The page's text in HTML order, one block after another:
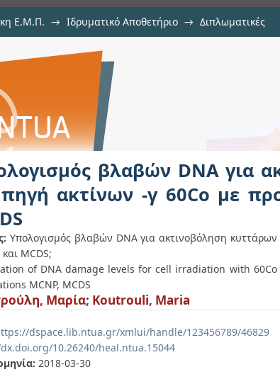
Ε.Μ.Π. → Ιδρυματικό Αποθετήριο → Διπλωματικές
DNA για ακτινοβόληση
MCNP και MCDS
βλαβών DNA για
ακτίνων -γ 60Co με
Υπολογισμός βλαβών DNA για ακτινοβόληση
MCDS;
of DNA damage levels for cell irradiation with
MCNP, MCDS
Μαρία; Koutrouli, Maria
dspace.lib.ntua.gr/xmlui/handle/123456789/46829
10.26240/heal.ntua.15044
2018-03-30